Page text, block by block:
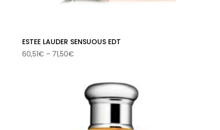
ESTEE LAUDER SENSUOUS EDT
60,51€ - 71,50€Rango
desde
60,51€
71,50€